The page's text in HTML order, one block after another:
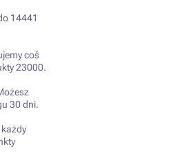
14441
coś
23000.
30 dni.